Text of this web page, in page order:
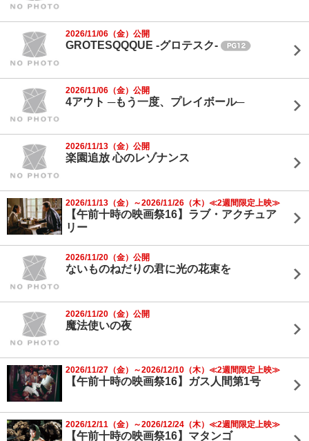
2026/11/06（金）公開
GROTESQQQUE -グロテスク-
2026/11/06（金）公開
4アウト ─もう一度、プレイボール─
2026/11/13（金）公開
楽園追放 心のレゾナンス
2026/11/13（金）～2026/11/26（木）≪2週間限定上映≫
【午前十時の映画祭16】ラブ・アクチュア
リー
2026/11/20（金）公開
ないものねだりの君に光の花束を
2026/11/20（金）公開
魔法使いの夜
2026/11/27（金）～2026/12/10（木）≪2週間限定上映≫
【午前十時の映画祭16】ガス人間第1号
2026/12/11（金）～2026/12/24（木）≪2週間限定上映≫
【午前十時の映画祭16】マタンゴ